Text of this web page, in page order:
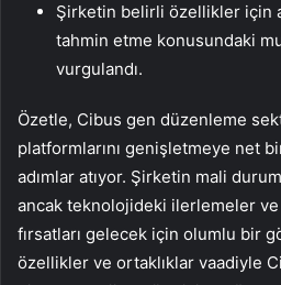
Şirketin belirli özellikler için
tahmin etme konusundaki
vurgulandı.
Özetle, Cibus gen düzenleme
platformlarını genişletmeye net
adımlar atıyor. Şirketin mali
ancak teknolojideki ilerlemeler
fırsatları gelecek için olumlu bir
özellikler ve ortaklıklar vaadiyle